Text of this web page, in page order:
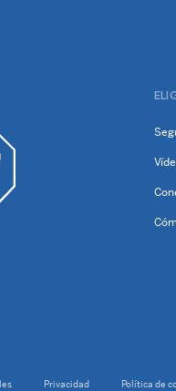
Privacidad Política de